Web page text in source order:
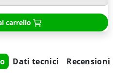
carrello
Dati tecnici Recensioni